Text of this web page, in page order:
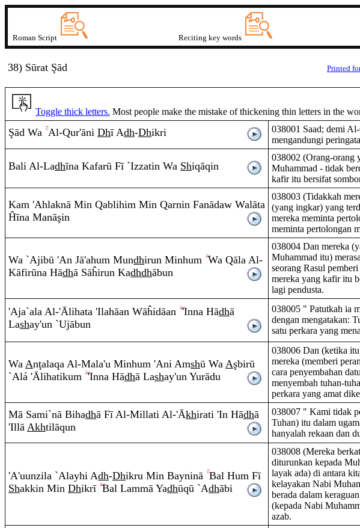
Roman Script Reciting key words
38) Sūrat Şād Printed
Toggle thick letters. Most people make the mistake of thickening thin letters in the
Şād Wa Al-Qur'āni DhīAdh-Dhikri
038001 Saad; demi
mengandungi
Bali Al-Ladhīna Kafarū Fī `Izzatin Wa Shiqāqin
038002 (Orang-orang
Muhammad - tidak
kafir itu bersifat
Kam 'Ahlaknā Min Qablihim Min Qarnin Fanādaw Walāta
Ĥīna Manāşin
038003 (Tidakkah
(yang ingkar) yang
mereka meminta
meminta pertolongan
Wa `Ajibū 'An Jā'ahum Mundhirun Minhum Wa Qāla Al-
Kāfirūna Hādhā Sāĥirun Kadhdhābun
038004 Dan mereka
Muhammad itu)
seorang Rasul
mereka yang kafir itu
lagi pendusta.
'Aja`ala Al-'Ālihata 'Ilahāan Wāĥidāan 'Inna Hādhā
Lashay'un `Ujābun
038005 " Patutkah ia
dengan mengatakan:
satu perkara yang
Wa Anţalaqa Al-Mala'u Minhum 'Ani Amshū Wa Aşbirū
`Alá 'Ālihatikum 'Inna Hādhā Lashay'un Yurādu
038006 Dan (ketika
mereka (memberi
cara penyembahan
menyembah tuhan-
perkara yang amat
Mā Sami`nā Bihadhā FīAl-Millati Al-'Ākhirati 'In Hādhā
'Illā Akhtilāqun
038007 " Kami tidak
Tuhan) itu dalam
hanyalah rekaan dan
'A'uunzila `Alayhi Adh-Dhikru Min Bayninā Bal Hum Fī
Shakkin Min Dhikrī Bal Lammā Yadhūqū `Adhābi
038008 (Mereka
diturunkan kepada
layak ada) di antara
kelayakan Nabi
berada dalam
(kepada Nabi
azab.